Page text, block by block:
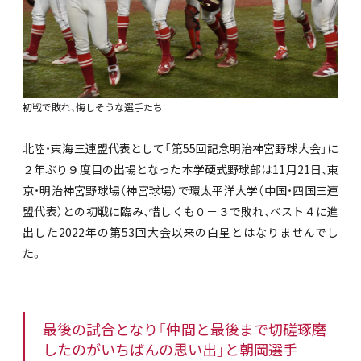
初戦で敗れ、悔しそうな選手たち
北陸・東海三連盟代表として「第55回記念明治神宮野球大会」に
２年ぶり９度目の出場となった本学硬式野球部は11月21日、東
京・明治神宮野球場（神宮球場）で環太平洋大学（中国・四国三連
盟代表）との初戦に臨み、惜しくも０－３で敗れ、ベスト４に進
出した2022年の第53回大会以来の白星とはなりませんでし
た。
最後の試合となり「仲間と最後まで切磋琢磨
したのがいちばんの思い出」と朝岡選手